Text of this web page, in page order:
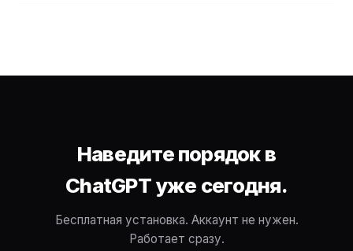
Наведите порядок в
ChatGPT уже сегодня.
Бесплатная установка. Аккаунт не нужен.
Работает сразу.